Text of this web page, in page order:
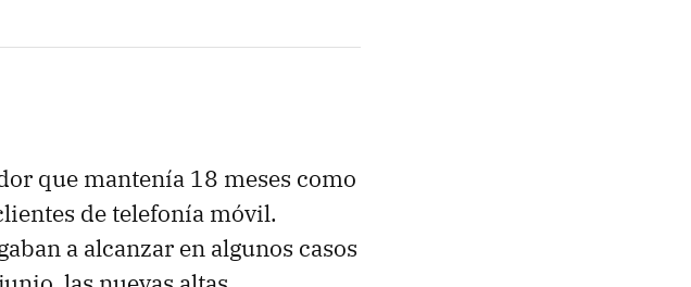
que mantenía 18 meses como
de telefonía móvil.
a alcanzar en algunos casos